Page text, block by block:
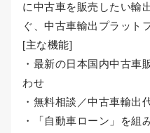
に中古車を販売したい輸
ぐ、中古車輸出プラット
[主な機能]
・最新の日本国内中古車
わせ
・無料相談／中古車輸出
・「自動車ローン」を組